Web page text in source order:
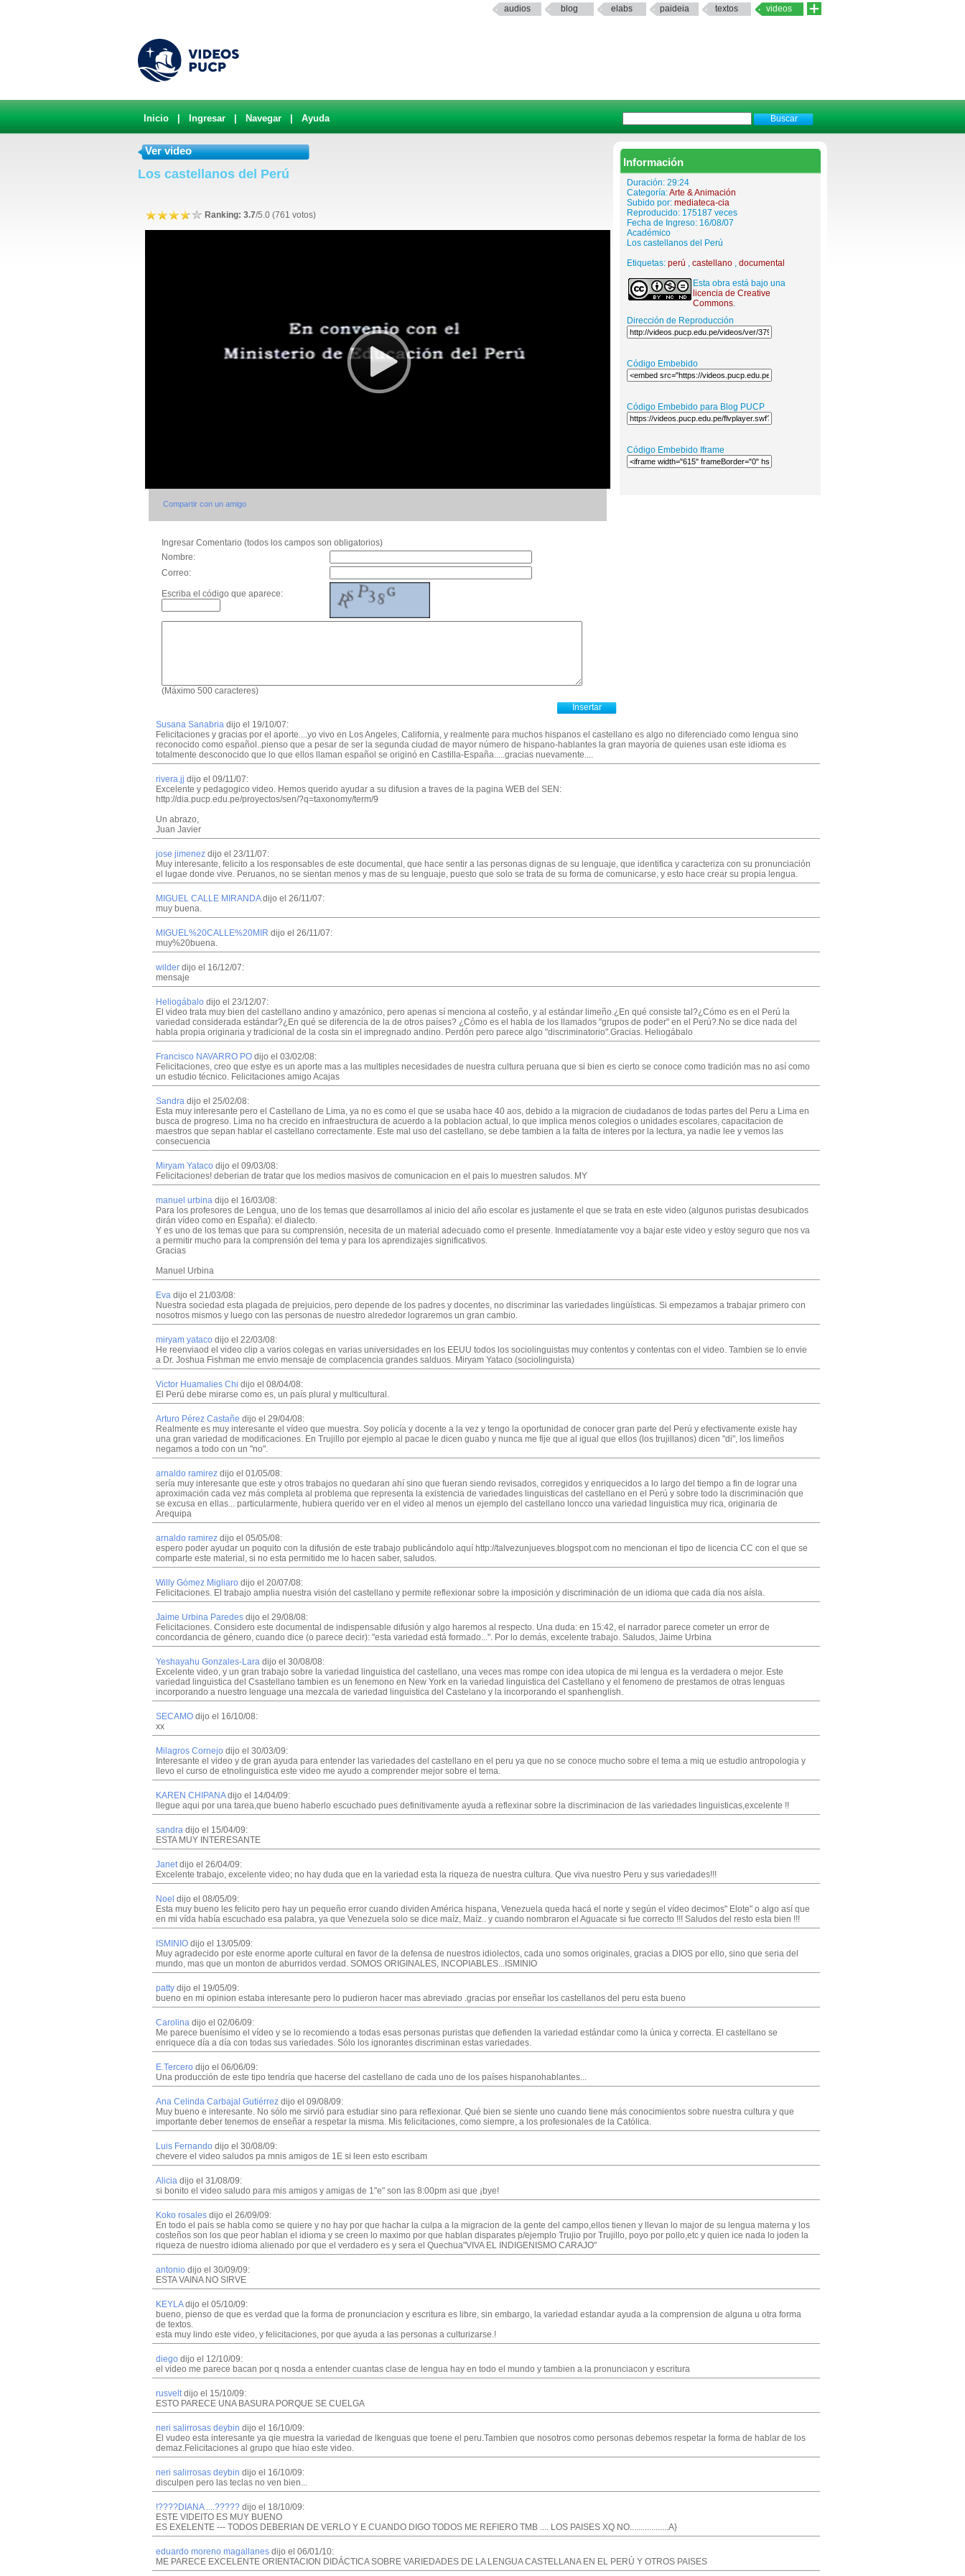
audios blog elabs paideia textos videos
Inicio Ingresar Navegar Ayuda
Información
Duración: 29:24
Categoría:Arte & Animación
Subido por: mediateca-cia
Reproducido: 175187 veces
Fecha de Ingreso: 16/08/07
Académico
Los castellanos del Perú
Etiquetas: perú , castellano , documental
Esta obra está bajo una
licencia de Creative
Commons.
Dirección de Reproducción
Código Embebido
Código Embebido para Blog PUCP
Código Embebido Iframe
Ver video
Los castellanos del Perú
Ranking: 3.7/5.0 (761 votos)
Compartir con un amigo
Ingresar Comentario (todos los campos son obligatorios)
Nombre:
Correo:
Escriba el código que aparece:
(Máximo 500 caracteres)
Susana Sanabria dijo el 19/10/07:
Felicitaciones y gracias por el aporte....yo vivo en Los Angeles, California, y realmente para muchos hispanos el castellano es algo no diferenciado como lengua sino
reconocido como español..pienso que a pesar de ser la segunda ciudad de mayor número de hispano-hablantes la gran mayoría de quienes usan este idioma es
totalmente desconocido que lo que ellos llaman español se originó en Castilla-España.....gracias nuevamente....
rivera.jj dijo el 09/11/07:
Excelente y pedagogico video. Hemos querido ayudar a su difusion a traves de la pagina WEB del SEN:
http://dia.pucp.edu.pe/proyectos/sen/?q=taxonomy/term/9
Un abrazo,
Juan Javier
jose jimenez dijo el 23/11/07:
Muy interesante, felicito a los responsables de este documental, que hace sentir a las personas dignas de su lenguaje, que identifica y caracteriza con su pronunciación
el lugae donde vive. Peruanos, no se sientan menos y mas de su lenguaje, puesto que solo se trata de su forma de comunicarse, y esto hace crear su propia lengua.
MIGUEL CALLE MIRANDAdijo el 26/11/07:
muy buena.
MIGUEL%20CALLE%20MIR dijo el 26/11/07:
muy%20buena.
wilder dijo el 16/12/07:
mensaje
Heliogábalo dijo el 23/12/07:
El video trata muy bien del castellano andino y amazónico, pero apenas sí menciona al costeño, y al estándar limeño.¿En qué consiste tal?¿Cómo es en el Perú la
variedad considerada estándar?¿En qué se diferencia de la de otros países? ¿Cómo es el habla de los llamados "grupos de poder" en el Perú?.No se dice nada del
habla propia originaria y tradicional de la costa sin el impregnado andino. Perdón pero parece algo "discriminatorio".Gracias. Heliogábalo
Francisco NAVARRO PO dijo el 03/02/08:
Felicitaciones, creo que estye es un aporte mas a las multiples necesidades de nuestra cultura peruana que si bien es cierto se conoce como tradición mas no así como
un estudio técnico. Felicitaciones amigo Acajas
Sandra dijo el 25/02/08:
Esta muy interesante pero el Castellano de Lima, ya no es como el que se usaba hace 40 aos, debido a la migracion de ciudadanos de todas partes del Peru a Lima en
busca de progreso. Lima no ha crecido en infraestructura de acuerdo a la poblacion actual, lo que implica menos colegios o unidades escolares, capacitacion de
maestros que sepan hablar el castellano correctamente. Este mal uso del castellano, se debe tambien a la falta de interes por la lectura, ya nadie lee y vemos las
consecuencia
Miryam Yataco dijo el 09/03/08:
Felicitaciones! deberian de tratar que los medios masivos de comunicacion en el pais lo muestren saludos. MY
manuel urbina dijo el 16/03/08:
Para los profesores de Lengua, uno de los temas que desarrollamos al inicio del año escolar es justamente el que se trata en este video (algunos puristas desubicados
dirán vídeo como en España): el dialecto.
Y es uno de los temas que para su comprensión, necesita de un material adecuado como el presente. Inmediatamente voy a bajar este video y estoy seguro que nos va
a permitir mucho para la comprensión del tema y para los aprendizajes significativos.
Gracias
Manuel Urbina
Eva dijo el 21/03/08:
Nuestra sociedad esta plagada de prejuicios, pero depende de los padres y docentes, no discriminar las variedades lingüísticas. Si empezamos a trabajar primero con
nosotros mismos y luego con las personas de nuestro alrededor lograremos un gran cambio.
miryam yataco dijo el 22/03/08:
He reenviaod el video clip a varios colegas en varias universidades en los EEUU todos los sociolinguistas muy contentos y contentas con el video. Tambien se lo envie
a Dr. Joshua Fishman me envio mensaje de complacencia grandes salduos. Miryam Yataco (sociolinguista)
Victor Huamalies Chi dijo el 08/04/08:
El Perú debe mirarse como es, un país plural y multicultural.
Arturo Pérez Castañe dijo el 29/04/08:
Realmente es muy interesante el vídeo que muestra. Soy policía y docente a la vez y tengo la oportunidad de conocer gran parte del Perú y efectivamente existe hay
una gran variedad de modificaciones. En Trujillo por ejemplo al pacae le dicen guabo y nunca me fije que al igual que ellos (los trujillanos) dicen "di", los limeños
negamos a todo con un "no".
arnaldo ramirez dijo el 01/05/08:
sería muy interesante que este y otros trabajos no quedaran ahí sino que fueran siendo revisados, corregidos y enriquecidos a lo largo del tiempo a fin de lograr una
aproximación cada vez más completa al problema que representa la existencia de variedades linguisticas del castellano en el Perú y sobre todo la discriminación que
se excusa en ellas... particularmente, hubiera querido ver en el video al menos un ejemplo del castellano loncco una variedad linguistica muy rica, originaria de
Arequipa
arnaldo ramirez dijo el 05/05/08:
espero poder ayudar un poquito con la difusión de este trabajo publicándolo aquí http://talvezunjueves.blogspot.com no mencionan el tipo de licencia CC con el que se
comparte este material, si no esta permitido me lo hacen saber, saludos.
Willy Gómez Migliaro dijo el 20/07/08:
Felicitaciones. El trabajo amplia nuestra visión del castellano y permite reflexionar sobre la imposición y discriminación de un idioma que cada día nos aísla.
Jaime Urbina Paredes dijo el 29/08/08:
Felicitaciones. Considero este documental de indispensable difusión y algo haremos al respecto. Una duda: en 15:42, el narrador parece cometer un error de
concordancia de género, cuando dice (o parece decir): "esta variedad está formado...". Por lo demás, excelente trabajo. Saludos, Jaime Urbina
Yeshayahu Gonzales-Lara dijo el 30/08/08:
Excelente video, y un gran trabajo sobre la variedad linguistica del castellano, una veces mas rompe con idea utopica de mi lengua es la verdadera o mejor. Este
variedad linguistica del Csastellano tambien es un fenemono en New York en la variedad linguistica del Castellano y el fenomeno de prestamos de otras lenguas
incorporando a nuestro lenguage una mezcala de variedad linguistica del Castelano y la incorporando el spanhenglish.
SECAMO dijo el 16/10/08:
xx
Milagros Cornejo dijo el 30/03/09:
Interesante el video y de gran ayuda para entender las variedades del castellano en el peru ya que no se conoce mucho sobre el tema a miq ue estudio antropologia y
llevo el curso de etnolinguistica este video me ayudo a comprender mejor sobre el tema.
KAREN CHIPANAdijo el 14/04/09:
llegue aqui por una tarea,que bueno haberlo escuchado pues definitivamente ayuda a reflexinar sobre la discriminacion de las variedades linguisticas,excelente !!
sandra dijo el 15/04/09:
ESTA MUY INTERESANTE
Janetdijo el 26/04/09:
Excelente trabajo, excelente video; no hay duda que en la variedad esta la riqueza de nuestra cultura. Que viva nuestro Peru y sus variedades!!!
Noel dijo el 08/05/09:
Esta muy bueno les felicito pero hay un pequeño error cuando dividen América hispana, Venezuela queda hacá el norte y según el vídeo decimos" Elote" o algo así que
en mi vída había escuchado esa palabra, ya que Venezuela solo se dice maíz, Maíz.. y cuando nombraron el Aguacate si fue correcto !!! Saludos del resto esta bien !!!
ISMINIO dijo el 13/05/09:
Muy agradecido por este enorme aporte cultural en favor de la defensa de nuestros idiolectos, cada uno somos originales, gracias a DIOS por ello, sino que seria del
mundo, mas que un monton de aburridos verdad. SOMOS ORIGINALES, INCOPIABLES...ISMINIO
patty dijo el 19/05/09:
bueno en mi opinion estaba interesante pero lo pudieron hacer mas abreviado .gracias por enseñar los castellanos del peru esta bueno
Carolina dijo el 02/06/09:
Me parece buenísimo el vídeo y se lo recomiendo a todas esas personas puristas que defienden la variedad estándar como la única y correcta. El castellano se
enriquece día a día con todas sus variedades. Sólo los ignorantes discriminan estas variedades.
E.Tercero dijo el 06/06/09:
Una producción de este tipo tendría que hacerse del castellano de cada uno de los países hispanohablantes...
Ana Celinda Carbajal Gutiérrez dijo el 09/08/09:
Muy bueno e interesante. No sólo me sirvió para estudiar sino para reflexionar. Qué bien se siente uno cuando tiene más conocimientos sobre nuestra cultura y que
importante deber tenemos de enseñar a respetar la misma. Mis felicitaciones, como siempre, a los profesionales de la Católica.
Luis Fernando dijo el 30/08/09:
chevere el video saludos pa mnis amigos de 1E si leen esto escribam
Alicia dijo el 31/08/09:
si bonito el video saludo para mis amigos y amigas de 1"e" son las 8:00pm asi que ¡bye!
Koko rosales dijo el 26/09/09:
En todo el pais se habla como se quiere y no hay por que hachar la culpa a la migracion de la gente del campo,ellos tienen y llevan lo major de su lengua materna y los
costeños son los que peor hablan el idioma y se creen lo maximo por que hablan disparates p/ejemplo Trujio por Trujillo, poyo por pollo,etc y quien ice nada lo joden la
riqueza de nuestro idioma alienado por que el verdadero es y sera el Quechua"VIVA EL INDIGENISMO CARAJO"
antonio dijo el 30/09/09:
ESTA VAINA NO SIRVE
KEYLAdijo el 05/10/09:
bueno, pienso de que es verdad que la forma de pronunciacion y escritura es libre, sin embargo, la variedad estandar ayuda a la comprension de alguna u otra forma
de textos.
esta muy lindo este video, y felicitaciones, por que ayuda a las personas a culturizarse.!
diego dijo el 12/10/09:
el video me parece bacan por q nosda a entender cuantas clase de lengua hay en todo el mundo y tambien a la pronunciacon y escritura
rusveltdijo el 15/10/09:
ESTO PARECE UNA BASURA PORQUE SE CUELGA
neri salirrosas deybin dijo el 16/10/09:
El vudeo esta interesante ya qie muestra la variedad de lkenguas que toene el peru.Tambien que nosotros como personas debemos respetar la forma de hablar de los
demaz.Felicitaciones al grupo que hiao este video.
neri salirrosas deybin dijo el 16/10/09:
disculpen pero las teclas no ven bien...
!????DIANA ....????? dijo el 18/10/09:
ESTE VIDEITO ES MUY BUENO
ES EXELENTE --- TODOS DEBERIAN DE VERLO Y E CUANDO DIGO TODOS ME REFIERO TMB .... LOS PAISES XQ NO..................A}
eduardo moreno magallanes dijo el 06/01/10:
ME PARECE EXCELENTE ORIENTACION DIDÁCTICA SOBRE VARIEDADES DE LA LENGUA CASTELLANA EN EL PERÚ Y OTROS PAISES